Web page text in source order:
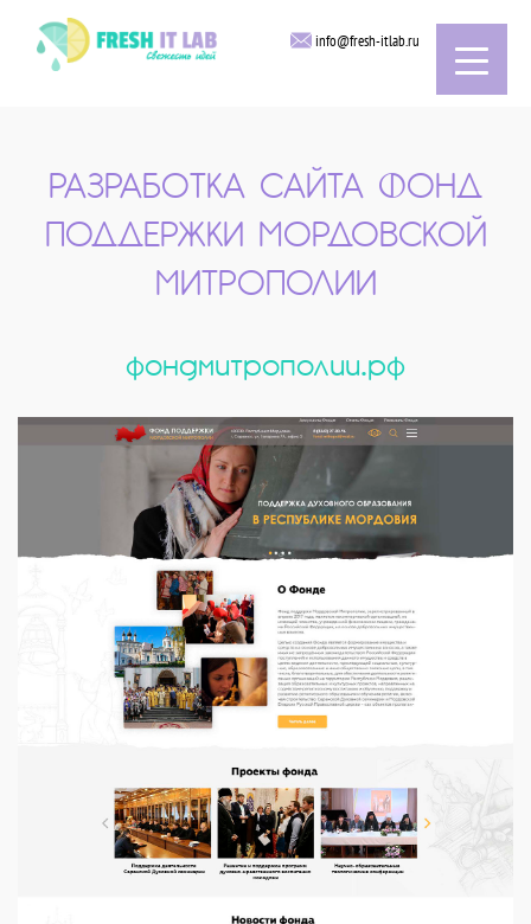
info@fresh-itlab.ru
РАЗРАБОТКА САЙТА ФОНД
ПОДДЕРЖКИ МОРДОВСКОЙ
МИТРОПОЛИИ
фондмитрополии.рф